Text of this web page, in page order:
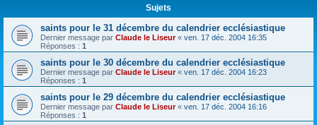
Sujets
saints pour le 31 décembre du calendrier ecclésiastique
Dernier message par Claude le Liseur« ven. 17 déc. 2004 16:35
Réponses : 1
saints pour le 30 décembre du calendrier ecclésiastique
Dernier message par Claude le Liseur« ven. 17 déc. 2004 16:23
Réponses : 1
saints pour le 29 décembre du calendrier ecclésiastique
Dernier message par Claude le Liseur« ven. 17 déc. 2004 16:16
Réponses : 1